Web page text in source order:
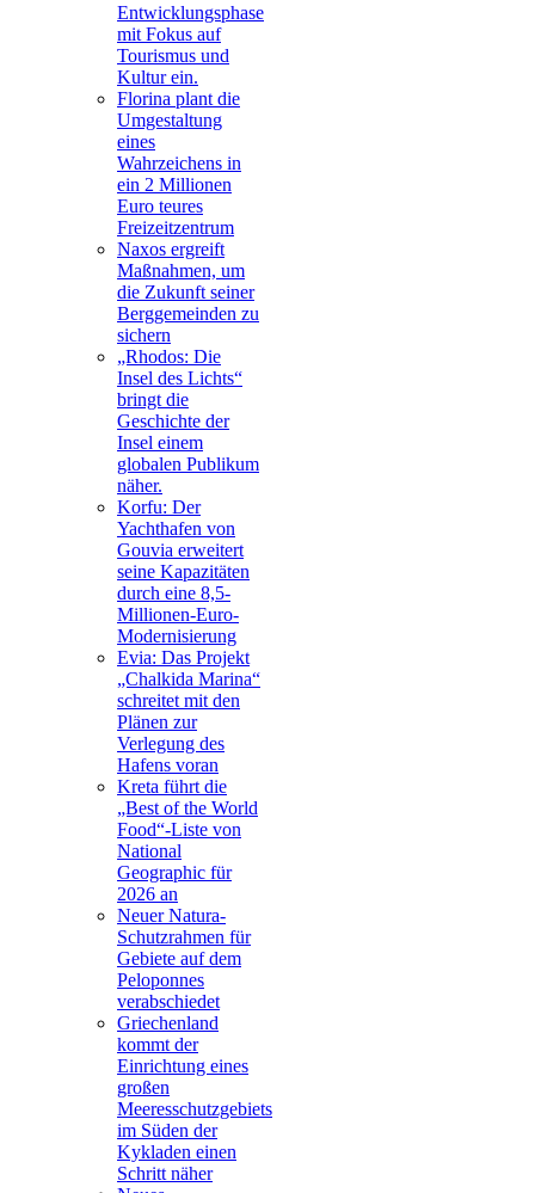
Entwicklungsphase
mit Fokus auf
Tourismus und
Kultur ein.
Florina plant die
Umgestaltung
eines
Wahrzeichens in
ein 2 Millionen
Euro teures
Freizeitzentrum
Naxos ergreift
Maßnahmen, um
die Zukunft seiner
Berggemeinden zu
sichern
„Rhodos: Die
Insel des Lichts“
bringt die
Geschichte der
Insel einem
globalen Publikum
näher.
Korfu: Der
Yachthafen von
Gouvia erweitert
seine Kapazitäten
durch eine 8,5-
Millionen-Euro-
Modernisierung
Evia: Das Projekt
„Chalkida Marina“
schreitet mit den
Plänen zur
Verlegung des
Hafens voran
Kreta führt die
„Best of the World
Food“-Liste von
National
Geographic für
2026 an
Neuer Natura-
Schutzrahmen für
Gebiete auf dem
Peloponnes
verabschiedet
Griechenland
kommt der
Einrichtung eines
großen
Meeresschutzgebiets
im Süden der
Kykladen einen
Schritt näher